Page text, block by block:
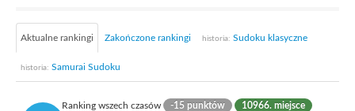
Aktualne rankingi Zakończone rankingi historia: Sudoku klasyczne
historia: Samurai Sudoku
Ranking wszech czasów -15 punktów 10966. miejsce